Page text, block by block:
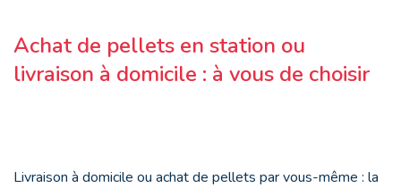
Achat de pellets en station ou
livraison à domicile : à vous de choisir
Livraison à domicile ou achat de pellets par vous-même : la